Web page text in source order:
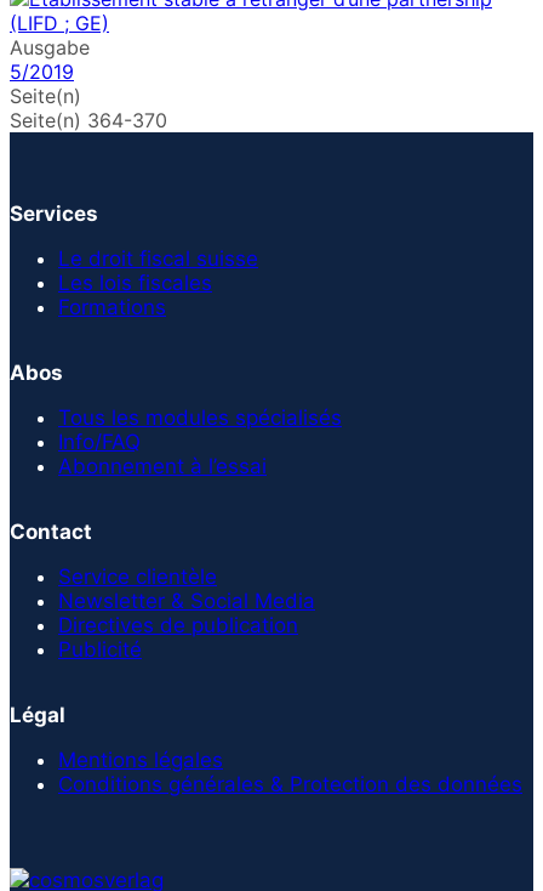
Ausgabe
5/2019
Seite(n)
Seite(n) 364-370
Services
Le droit fiscal suisse
Les lois fiscales
Formations
Abos
Tous les modules spécialisés
Info/FAQ
Abonnement à l’essai
Contact
Service clientèle
Newsletter & Social Media
Directives de publication
Publicité
Légal
Mentions légales
Conditions générales & Protection des données